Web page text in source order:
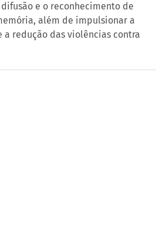
e o reconhecimento de
além de impulsionar a
redução das violências contra